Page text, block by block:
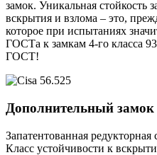
замок. Уникальная стойкость
вскрытия и взлома – это,
которое при испытаниях
ГОСТа к замкам 4-го класса
ГОСТ!
Дополнительный замок
Запатентованная
Класс устойчивости к